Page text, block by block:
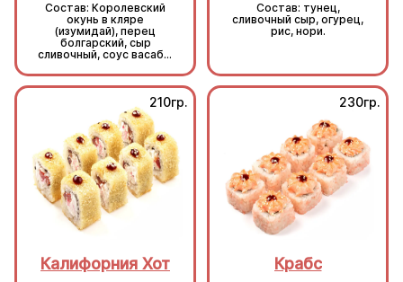
Состав: Королевский
окунь в кляре
(изумидай), перец
болгарский, сыр
сливочный, соус васаби,
Состав: тунец,
сливочный сыр, огурец,
рис, нори.
210гр.
Калифорния Хот
230гр.
Крабс